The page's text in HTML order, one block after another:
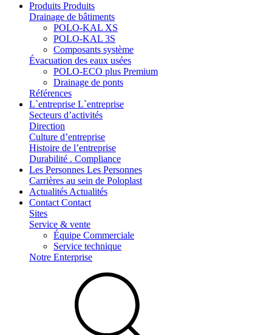
Produits Produits
Drainage de bâtiments
POLO-KAL XS
POLO-KAL 3S
Composants système
Évacuation des eaux usées
POLO-ECO plus Premium
Drainage de ponts
Références
L`entreprise L`entreprise
Secteurs d’activités
Direction
Culture d’entreprise
Histoire de l’entreprise
Durabilité . Compliance
Les Personnes Les Personnes
Carrières au sein de Poloplast
Actualités Actualités
Contact Contact
Sites
Service & vente
Équipe Commerciale
Service technique
Notre Enterprise